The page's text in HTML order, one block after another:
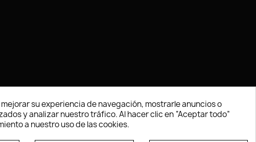
su experiencia de navegación, mostrarle anuncios o
y analizar nuestro tráfico. Al hacer clic en “Aceptar todo”
a nuestro uso de las cookies.